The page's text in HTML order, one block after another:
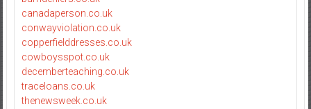
canadaperson.co.uk
conwayviolation.co.uk
copperfielddresses.co.uk
cowboysspot.co.uk
decemberteaching.co.uk
traceloans.co.uk
thenewsweek.co.uk